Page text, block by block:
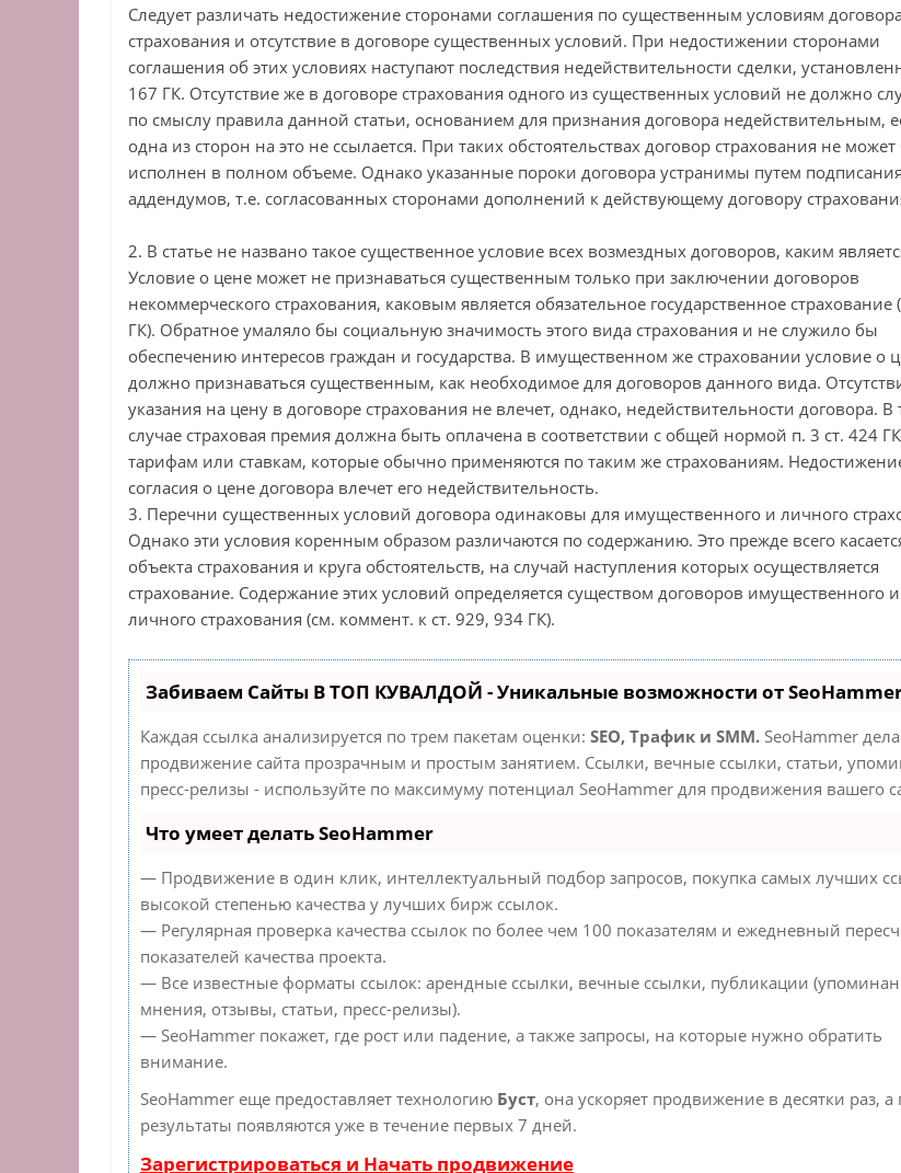
Следует различать недостижение сторонами соглашения по существенным условиям
страхования и отсутствие в договоре существенных условий. При недостижении сторонами
соглашения об этих условиях наступают последствия недействительности сделки,
167 ГК. Отсутствие же в договоре страхования одного из существенных условий не должно
по смыслу правила данной статьи, основанием для признания договора недействительным,
одна из сторон на это не ссылается. При таких обстоятельствах договор страхования не
исполнен в полном объеме. Однако указанные пороки договора устранимы путем подписания
аддендумов, т.е. согласованных сторонами дополнений к действующему договору
2. В статье не названо такое существенное условие всех возмездных договоров, каким
Условие о цене может не признаваться существенным только при заключении договоров
некоммерческого страхования, каковым является обязательное государственное страхование
ГК). Обратное умаляло бы социальную значимость этого вида страхования и не служило бы
обеспечению интересов граждан и государства. В имущественном же страховании условие о
должно признаваться существенным, как необходимое для договоров данного вида.
указания на цену в договоре страхования не влечет, однако, недействительности договора. В
случае страховая премия должна быть оплачена в соответствии с общей нормой п. 3 ст. 424
тарифам или ставкам, которые обычно применяются по таким же страхованиям.
согласия о цене договора влечет его недействительность.
3. Перечни существенных условий договора одинаковы для имущественного и личного
Однако эти условия коренным образом различаются по содержанию. Это прежде всего
объекта страхования и круга обстоятельств, на случай наступления которых осуществляется
страхование. Содержание этих условий определяется существом договоров имущественного и
личного страхования (см. коммент. к ст. 929, 934 ГК).
Забиваем Сайты В ТОП КУВАЛДОЙ - Уникальные возможности от
Каждая ссылка анализируется по трем пакетам оценки: SEO, Трафик и SMM. SeoHammer
продвижение сайта прозрачным и простым занятием. Ссылки, вечные ссылки, статьи,
пресс-релизы - используйте по максимуму потенциал SeoHammer для продвижения вашего
Что умеет делать SeoHammer
— Продвижение в один клик, интеллектуальный подбор запросов, покупка самых лучших
высокой степенью качества у лучших бирж ссылок.
— Регулярная проверка качества ссылок по более чем 100 показателям и ежедневный
показателей качества проекта.
— Все известные форматы ссылок: арендные ссылки, вечные ссылки, публикации
мнения, отзывы, статьи, пресс-релизы).
— SeoHammer покажет, где рост или падение, а также запросы, на которые нужно обратить
внимание.
SeoHammer еще предоставляет технологию Буст, она ускоряет продвижение в десятки раз,
результаты появляются уже в течение первых 7 дней.
Зарегистрироваться и Начать продвижение